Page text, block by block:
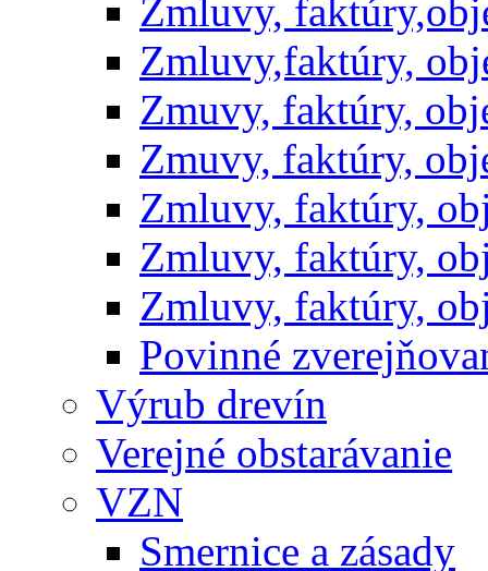
Zmluvy,
Zmluvy,faktúry,
Zmuvy, faktúry,
Zmuvy, faktúry,
Zmluvy, faktúry,
Zmluvy, faktúry,
Zmluvy, faktúry,
Povinné
Výrub drevín
Verejné obstarávanie
VZN
Smernice a zásady